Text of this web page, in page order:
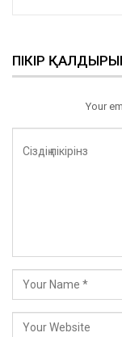
ПІКІР
Your